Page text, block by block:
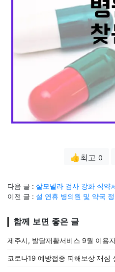
👍최고 0
다음 글 : 살모넬라 검사 강화 식약
이전 글 : 설 연휴 병의원 및 약국
함께 보면 좋은 글
제주시, 발달재활서비스 9월 이용
코로나19 예방접종 피해보상 재심